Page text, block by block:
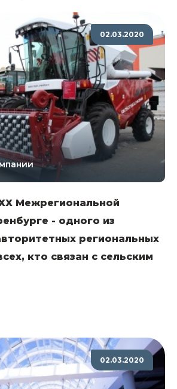
02.03.2020
Межрегиональной
- одного из
региональных
кто связан с сельским
02.03.2020